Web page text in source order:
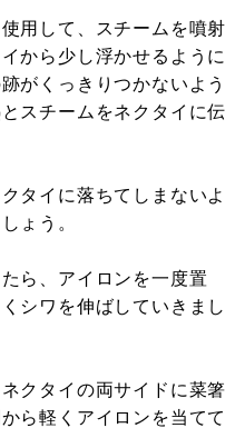
用して、スチームを噴射
から少し浮かせるように
がくっきりつかないよう
スチームをネクタイに伝
タイに落ちてしまないよ
ょう。
ら、アイロンを一度置
シワを伸ばしていきまし
クタイの両サイドに菜箸
ら軽くアイロンを当てて